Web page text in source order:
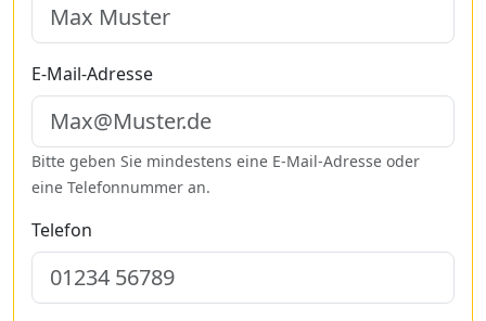
E-Mail-Adresse
Bitte geben Sie mindestens eine E-Mail-Adresse oder
eine Telefonnummer an.
Telefon